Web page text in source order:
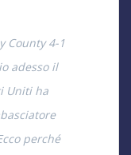
County 4-1
adesso il
Uniti ha
perché